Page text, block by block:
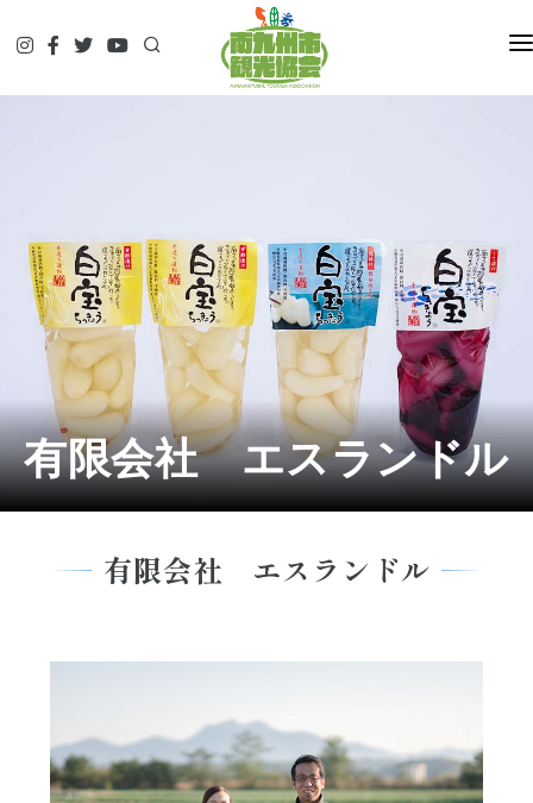
HOME
泊まって
やってみる
調べる
ガイド予約▷
予約・問合せ・パンフ
交通関連
有限会社 エスランドル
有限会社 エスランドル